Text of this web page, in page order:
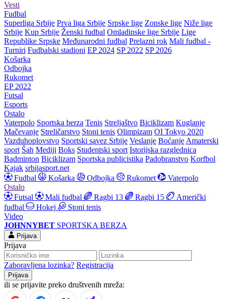
Vesti
Fudbal
Superliga Srbije Prva liga Srbije Srpske lige Zonske lige Niže lige
Srbije Kup Srbije Ženski fudbal Omladinske lige Srbije Lige
Republike Srpske Međunarodni fudbal Prelazni rok Mali fudbal -
Turniri Fudbalski stadioni EP 2024 SP 2022 SP 2026
Košarka
Odbojka
Rukomet
EP 2022
Futsal
Esports
Ostalo
Vaterpolo Sportska berza Tenis Streljaštvo Biciklizam Kuglanje
Mačevanje Streličarstvo Stoni tenis Olimpizam OI Tokyo 2020
Vazduhoplovstvo Sportski savez Srbije Veslanje Boćanje Amaterski
sport Šah Mediji Boks Studentski sport Istorijska razglednica
Badminton Biciklizam Sportska publicistika Padobranstvo Korfbol
Kajak srbijasport.net
Fudbal
Košarka Odbojka Rukomet
Vaterpolo
Ostalo
Futsal
Mali fudbal Ragbi 13 Ragbi 15
Američki
fudbal
Hokej
Stoni tenis
Video
JOHNNYBET SPORTSKA BERZA
Prijava
Prijava
Zaboravljena lozinka? Registracija
ili se prijavite preko društvenih mreža: